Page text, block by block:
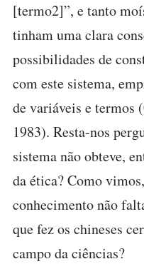
[termo2]”, e tanto
tinham uma clara
possibilidades de
com este sistema,
de variáveis e termos
1983). Resta-nos
sistema não obteve,
da ética? Como
conhecimento não
que fez os chineses
campo da ciências?